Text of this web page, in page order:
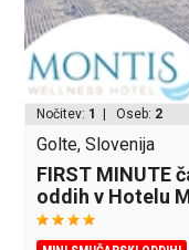
Nočitev: 1 | Oseb: 2
Golte, Slovenija
FIRST MINUTE
oddih v Hotelu